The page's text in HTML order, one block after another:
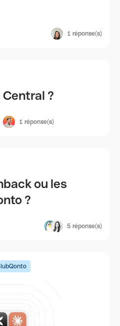
1 réponse(s)
Central ?
1 réponse(s)
ou les
?
5 réponse(s)